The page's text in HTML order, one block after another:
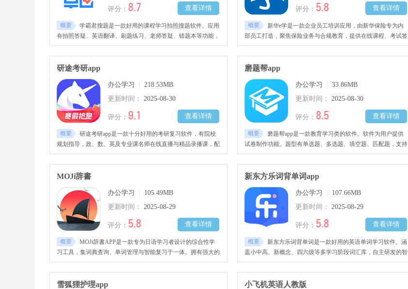
查看详情
评分： 8.7
概要
学霸君搜题是一款好用的课程学习拍照搜题软件。应用
有拍照答疑、英语翻译、刷题练习、老师答疑、错题本等功能，
有丰富功能和好用课程供用户体验。涵盖多科目，知识点解析详
细。用户遇难题可以用拍照搜题获详细答案。需要的朋友不要错
过~
查看详情
评分： 5.8
概要
新华e学是一款企业员工培训应用，由新华保险专为内
部员工打造，聚焦保险业务与合规教育，提供在线课程、考试签
到等一体化学习体验
研途考研app
办公学习
218.53MB
更新时间：
2025-08-30
查看详情
评分： 9.1
概要
研途考研app是一款十分好用的考研复习软件，有院校
规划指导，政、数、英及专业课名师在线直播与精品录播课，配
套优质资料。入驻众多名师，线上剖析重难点，有最新最全题库
巩固知识。软件学习服务能力强，可提高效率，提供全套考研规
划指导。
磨题帮app
办公学习
33.86MB
更新时间：
2025-08-30
查看详情
评分： 8.5
概要
磨题帮app是一款教育学习类的软件。软件为用户提供
试卷制作功能。题型有单选题、多选题、填空题、匹配题，支持
大题套小题。操作简单，几步即可完成。制作的试卷有私密、公
开两种分享通道，用户可以按需求选择。需要的朋友欢迎前来下
载体验~
MOJi辞書
办公学习
105.49MB
更新时间：
2025-08-29
查看详情
评分： 5.8
概要
MOJi辞書APP是一款专为日语学习者设计的综合性学
习工具，集词典查询、单词管理与智能复习于一体。拥有强大的
搜索能力，支持通过中文、日语汉字、假名、罗马音、英文进行
跨语言即时检索，自动识别单词的活用形、常用搭配、固定用
法，同时提供发音音频、例句及详细释义，形成多维度的学习支
新东方乐词背单词app
办公学习
107.66MB
更新时间：
2025-08-29
查看详情
评分： 5.8
概要
新东方乐词背单词是一款好用的英语单词学习软件。涵
盖小中高、新概念、四六级等多学习阶段词汇库，自主研发的智
能遗忘曲线算法，能精准判断记忆薄弱点，助用户高效掌握难记
单词。软件用实用词根记忆法，提升背诵效率与记忆深度。可以
按需求自由选词书加入学习计划，开展个性化强化训练。
雪狐狸护理app 小飞机英语人教版